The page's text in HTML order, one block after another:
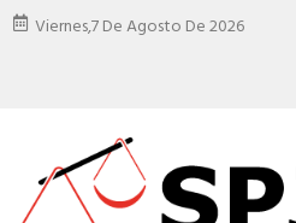
Viernes,7 De Agosto De 2026